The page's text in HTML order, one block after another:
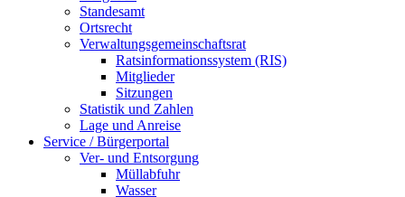
Standesamt
Ortsrecht
Verwaltungsgemeinschaftsrat
Ratsinformationssystem (RIS)
Mitglieder
Sitzungen
Statistik und Zahlen
Lage und Anreise
Service / Bürgerportal
Ver- und Entsorgung
Müllabfuhr
Wasser